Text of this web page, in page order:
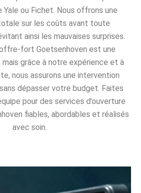
ou Fichet. Nous offrons une
sur les coûts avant toute
ainsi les mauvaises surprises.
fort Goetsenhoven est une
grâce à notre expérience et à
nous assurons une intervention
dépasser votre budget. Faites
pour des services d’ouverture
fiables, abordables et réalisés
avec soin.